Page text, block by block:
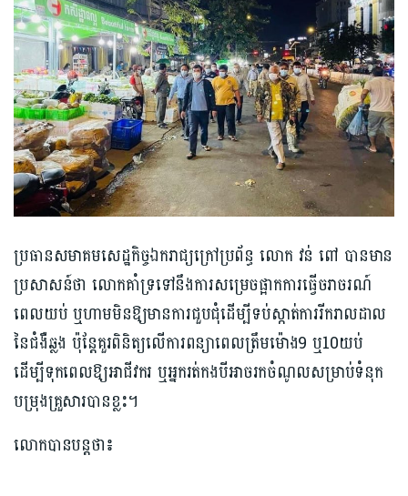
ប្រធានសមាគមសេដ្ឋកិច្ចឯករាជ្យក្រៅប្រព័ន្ធ លោក វន់ ពៅ បានមាន
ប្រសាសន៍ថា លោកគាំទ្រទៅនឹងការសម្រេចផ្អាកការធ្វើចរាចរណ៍
ពេលយប់ ឬហាម​មិន​ឱ្យមានការជួបជុំដើម្បីទប់ស្កាត់ការរីករាលដាល
នៃជំងឺឆ្លង ប៉ុន្តែគួរពិនិត្យលើការពន្យាពេលត្រឹមម៉ោង9 ឬ10យប់
ដើម្បីទុកពេលឱ្យអាជីវករ ឬអ្នករត់កងបី​អាច​រកចំណូលសម្រាប់ទំនុក
បម្រុងគ្រួសារបានខ្លះ។
លោកបានបន្តថា៖